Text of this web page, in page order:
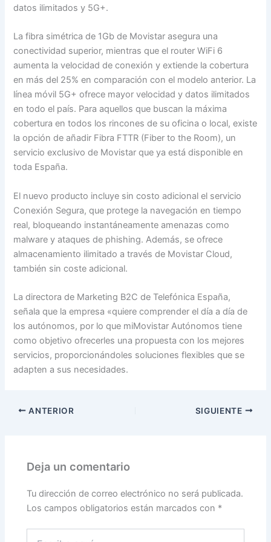
datos ilimitados y 5G+.
La fibra simétrica de 1Gb de Movistar asegura una
conectividad superior, mientras que el router WiFi 6
aumenta la velocidad de conexión y extiende la cobertura
en más del 25% en comparación con el modelo anterior. La
línea móvil 5G+ ofrece mayor velocidad y datos ilimitados
en todo el país. Para aquellos que buscan la máxima
cobertura en todos los rincones de su oficina o local, existe
la opción de añadir Fibra FTTR (Fiber to the Room), un
servicio exclusivo de Movistar que ya está disponible en
toda España.
El nuevo producto incluye sin costo adicional el servicio
Conexión Segura, que protege la navegación en tiempo
real, bloqueando instantáneamente amenazas como
malware y ataques de phishing. Además, se ofrece
almacenamiento ilimitado a través de Movistar Cloud,
también sin coste adicional.
La directora de Marketing B2C de Telefónica España,
señala que la empresa «quiere comprender el día a día de
los autónomos, por lo que miMovistar Autónomos tiene
como objetivo ofrecerles una propuesta con los mejores
servicios, proporcionándoles soluciones flexibles que se
adapten a sus necesidades.
ANTERIOR SIGUIENTE
Deja un comentario
Tu dirección de correo electrónico no será publicada.
Los campos obligatorios están marcados con *